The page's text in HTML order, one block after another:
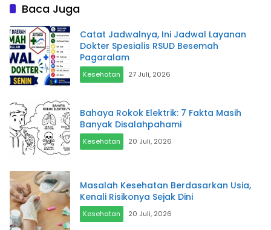
Baca Juga
Catat Jadwalnya, Ini Jadwal Layanan
Dokter Spesialis RSUD Besemah
Pagaralam
Kesehatan 27 Juli, 2026
Bahaya Rokok Elektrik: 7 Fakta Masih
Banyak Disalahpahami
Kesehatan 20 Juli, 2026
Masalah Kesehatan Berdasarkan Usia,
Kenali Risikonya Sejak Dini
Kesehatan 20 Juli, 2026